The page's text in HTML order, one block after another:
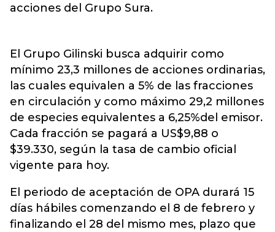
acciones del Grupo Sura.
El Grupo Gilinski busca adquirir como
mínimo 23,3 millones de acciones ordinarias,
las cuales equivalen a 5% de las fracciones
en circulación y como máximo 29,2 millones
de especies equivalentes a 6,25%del emisor.
Cada fracción se pagará a US$9,88 o
$39.330, según la tasa de cambio oficial
vigente para hoy.
El periodo de aceptación de OPA durará 15
días hábiles comenzando el 8 de febrero y
finalizando el 28 del mismo mes, plazo que